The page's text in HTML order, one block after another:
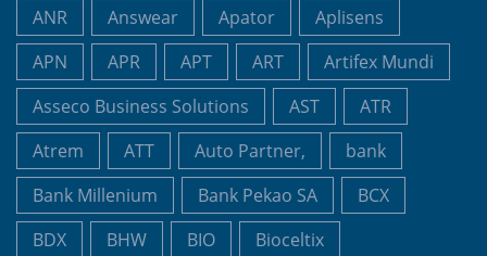
ANR
Answear Apator
Aplisens
APN
APR APT ART
Artifex Mundi
Asseco Business Solutions
AST
ATR
Atrem
ATT Auto Partner,
bank
Bank Millenium
Bank Pekao SA
BCX
BDX
BHW BIO
Bioceltix